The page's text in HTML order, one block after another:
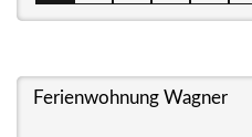
Ferienwohnung Wagner